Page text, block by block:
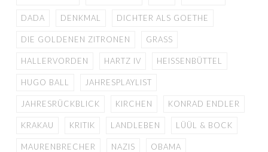
DADA DENKMAL DICHTER ALS GOETHE
DIE GOLDENEN ZITRONEN GRASS
HALLERVORDEN HARTZ IV HEISSENBÜTTEL
HUGO BALL JAHRESPLAYLIST
JAHRESRÜCKBLICK KIRCHEN KONRAD ENDLER
KRAKAU KRITIK LANDLEBEN LÜÜL & BOCK
MAURENBRECHER NAZIS OBAMA